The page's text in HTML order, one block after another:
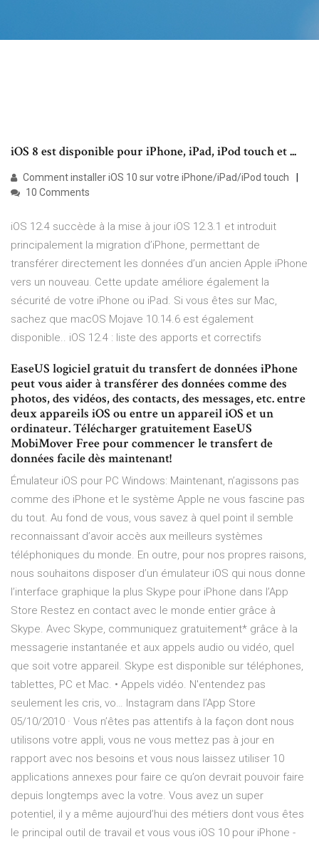
iOS 8 est disponible pour iPhone, iPad, iPod touch et ...
Comment installer iOS 10 sur votre iPhone/iPad/iPod touch
10 Comments
iOS 12.4 succède à la mise à jour iOS 12.3.1 et introduit
principalement la migration d’iPhone, permettant de
transférer directement les données d’un ancien Apple iPhone
vers un nouveau. Cette update améliore également la
sécurité de votre iPhone ou iPad. Si vous êtes sur Mac,
sachez que macOS Mojave 10.14.6 est également
disponible.. iOS 12.4 : liste des apports et correctifs
EaseUS logiciel gratuit du transfert de données iPhone
peut vous aider à transférer des données comme des
photos, des vidéos, des contacts, des messages, etc. entre
deux appareils iOS ou entre un appareil iOS et un
ordinateur. Télécharger gratuitement EaseUS
MobiMover Free pour commencer le transfert de
données facile dès maintenant!
Émulateur iOS pour PC Windows: Maintenant, n’agissons pas
comme des iPhone et le système Apple ne vous fascine pas
du tout. Au fond de vous, vous savez à quel point il semble
reconnaissant d’avoir accès aux meilleurs systèmes
téléphoniques du monde. En outre, pour nos propres raisons,
nous souhaitons disposer d’un émulateur iOS qui nous donne
l’interface graphique la plus ‎Skype pour iPhone dans l’App
Store ‎Restez en contact avec le monde entier grâce à
Skype. Avec Skype, communiquez gratuitement* grâce à la
messagerie instantanée et aux appels audio ou vidéo, quel
que soit votre appareil. Skype est disponible sur téléphones,
tablettes, PC et Mac. • Appels vidéo. N'entendez pas
seulement les cris, vo… ‎Instagram dans l’App Store
05/10/2010 · Vous n’êtes pas attentifs à la façon dont nous
utilisons votre appli, vous ne vous mettez pas à jour en
rapport avec nos besoins et vous nous laissez utiliser 10
applications annexes pour faire ce qu’on devrait pouvoir faire
depuis longtemps avec la votre. Vous avez un super
potentiel, il y a même aujourd’hui des métiers dont vous êtes
le principal outil de travail et vous vous iOS 10 pour iPhone -